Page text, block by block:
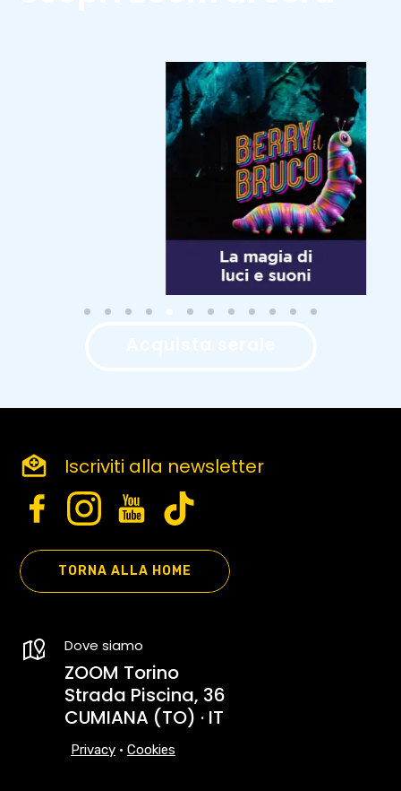
Iscriviti alla newsletter
TORNA ALLA HOME
Dove siamo
ZOOM Torino
Strada Piscina, 36
CUMIANA (TO) · IT
Privacy• Cookies